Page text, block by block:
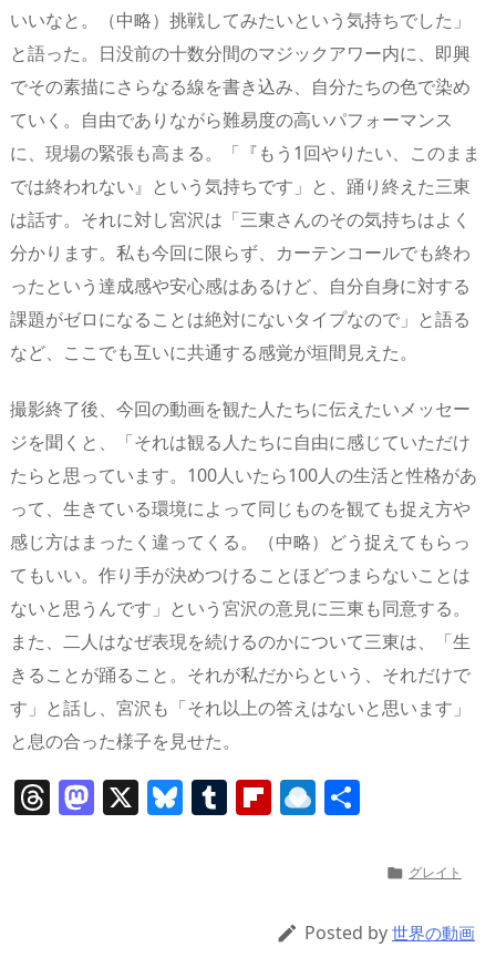
いいなと。（中略）挑戦してみたいという気持ちでした」
と語った。日没前の十数分間のマジックアワー内に、即興
でその素描にさらなる線を書き込み、自分たちの色で染め
ていく。自由でありながら難易度の高いパフォーマンス
に、現場の緊張も高まる。「『もう1回やりたい、このまま
では終われない』という気持ちです」と、踊り終えた三東
は話す。それに対し宮沢は「三東さんのその気持ちはよく
分かります。私も今回に限らず、カーテンコールでも終わ
ったという達成感や安心感はあるけど、自分自身に対する
課題がゼロになることは絶対にないタイプなので」と語る
など、ここでも互いに共通する感覚が垣間見えた。
撮影終了後、今回の動画を観た人たちに伝えたいメッセー
ジを聞くと、「それは観る人たちに自由に感じていただけ
たらと思っています。100人いたら100人の生活と性格があ
って、生きている環境によって同じものを観ても捉え方や
感じ方はまったく違ってくる。（中略）どう捉えてもらっ
てもいい。作り手が決めつけることほどつまらないことは
ないと思うんです」という宮沢の意見に三東も同意する。
また、二人はなぜ表現を続けるのかについて三東は、「生
きることが踊ること。それが私だからという、それだけで
す」と話し、宮沢も「それ以上の答えはないと思います」
と息の合った様子を見せた。
T M X Bl T Fl
ar
R
ro
 グレイト
 Posted by 世界の動画